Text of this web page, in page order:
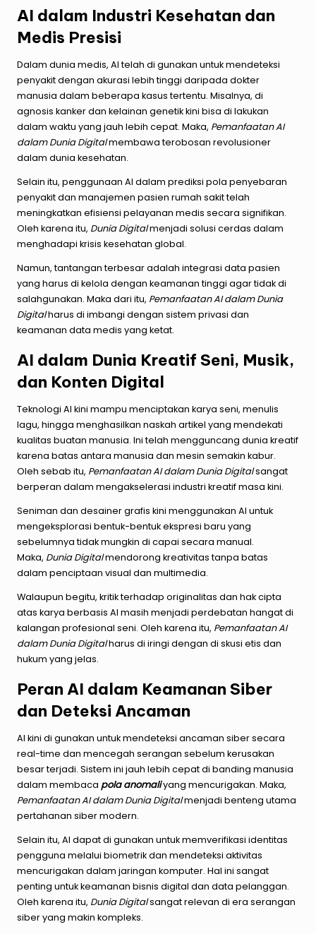
AI dalam Industri Kesehatan dan
Medis Presisi
Dalam dunia medis, AI telah di gunakan untuk mendeteksi
penyakit dengan akurasi lebih tinggi daripada dokter
manusia dalam beberapa kasus tertentu. Misalnya, di
agnosis kanker dan kelainan genetik kini bisa di lakukan
dalam waktu yang jauh lebih cepat. Maka, Pemanfaatan AI
dalam Dunia Digitalmembawa terobosan revolusioner
dalam dunia kesehatan.
Selain itu, penggunaan AI dalam prediksi pola penyebaran
penyakit dan manajemen pasien rumah sakit telah
meningkatkan efisiensi pelayanan medis secara signifikan.
Oleh karena itu, Dunia Digitalmenjadi solusi cerdas dalam
menghadapi krisis kesehatan global.
Namun, tantangan terbesar adalah integrasi data pasien
yang harus di kelola dengan keamanan tinggi agar tidak di
salahgunakan. Maka dari itu, Pemanfaatan AI dalam Dunia
Digitalharus di imbangi dengan sistem privasi dan
keamanan data medis yang ketat.
AI dalam Dunia Kreatif Seni, Musik,
dan Konten Digital
Teknologi AI kini mampu menciptakan karya seni, menulis
lagu, hingga menghasilkan naskah artikel yang mendekati
kualitas buatan manusia. Ini telah mengguncang dunia kreatif
karena batas antara manusia dan mesin semakin kabur.
Oleh sebab itu, Pemanfaatan AI dalam Dunia Digitalsangat
berperan dalam mengakselerasi industri kreatif masa kini.
Seniman dan desainer grafis kini menggunakan AI untuk
mengeksplorasi bentuk-bentuk ekspresi baru yang
sebelumnya tidak mungkin di capai secara manual.
Maka, Dunia Digitalmendorong kreativitas tanpa batas
dalam penciptaan visual dan multimedia.
Walaupun begitu, kritik terhadap originalitas dan hak cipta
atas karya berbasis AI masih menjadi perdebatan hangat di
kalangan profesional seni. Oleh karena itu, Pemanfaatan AI
dalam Dunia Digitalharus di iringi dengan di skusi etis dan
hukum yang jelas.
Peran AI dalam Keamanan Siber
dan Deteksi Ancaman
AI kini di gunakan untuk mendeteksi ancaman siber secara
real-time dan mencegah serangan sebelum kerusakan
besar terjadi. Sistem ini jauh lebih cepat di banding manusia
dalam membaca pola anomaliyang mencurigakan. Maka,
Pemanfaatan AI dalam Dunia Digitalmenjadi benteng utama
pertahanan siber modern.
Selain itu, AI dapat di gunakan untuk memverifikasi identitas
pengguna melalui biometrik dan mendeteksi aktivitas
mencurigakan dalam jaringan komputer. Hal ini sangat
penting untuk keamanan bisnis digital dan data pelanggan.
Oleh karena itu, Dunia Digitalsangat relevan di era serangan
siber yang makin kompleks.